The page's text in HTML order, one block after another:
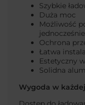
Szybkie
Duża moc
Możliwość
jednocześnie
Ochrona
Łatwa
Estetyczny
Solidna
Wygoda w